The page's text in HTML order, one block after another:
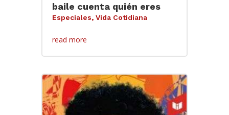
baile cuenta quién eres
Especiales, Vida Cotidiana
read more